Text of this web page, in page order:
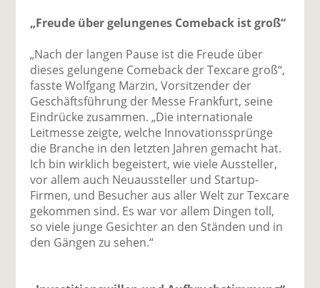
„Freude über gelungenes Comeback ist groß“
„Nach der langen Pause ist die Freude über
dieses gelungene Comeback der Texcare groß“,
fasste Wolfgang Marzin, Vorsitzender der
Geschäftsführung der Messe Frankfurt, seine
Eindrücke zusammen. „Die internationale
Leitmesse zeigte, welche Innovationssprünge
die Branche in den letzten Jahren gemacht hat.
Ich bin wirklich begeistert, wie viele Aussteller,
vor allem auch Neuaussteller und Startup-
Firmen, und Besucher aus aller Welt zur Texcare
gekommen sind. Es war vor allem Dingen toll,
so viele junge Gesichter an den Ständen und in
den Gängen zu sehen.“